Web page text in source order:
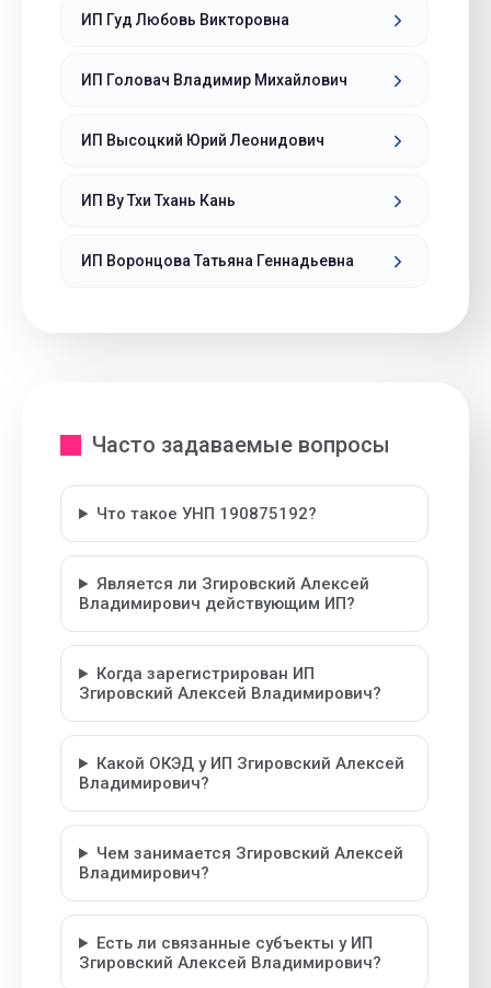
ИП Гуд Любовь Викторовна
ИП Головач Владимир Михайлович
ИП Высоцкий Юрий Леонидович
ИП Ву Тхи Тхань Кань
ИП Воронцова Татьяна Геннадьевна
Часто задаваемые вопросы
Что такое УНП 190875192?
Является ли Згировский Алексей
Владимирович действующим ИП?
Когда зарегистрирован ИП
Згировский Алексей Владимирович?
Какой ОКЭД у ИП Згировский Алексей
Владимирович?
Чем занимается Згировский Алексей
Владимирович?
Есть ли связанные субъекты у ИП
Згировский Алексей Владимирович?